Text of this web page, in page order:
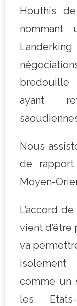
Houthis
nommant
bredouille
ayant
Nous
de
Moyen-
L’accord
vient d’être
va
comme un
les